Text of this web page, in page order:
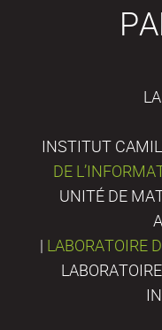
INSTITUT
DE
UNITÉ DE
| LABORATOIRE